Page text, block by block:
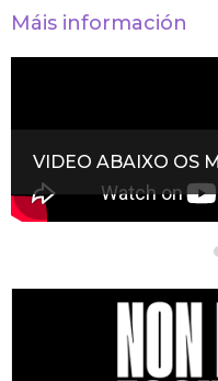
Máis información
VIDEO ABAIXO OS